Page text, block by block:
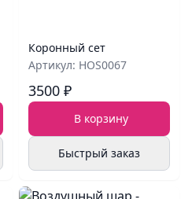
Коронный сет
Артикул: HOS0067
3500 ₽
В корзину
Быстрый заказ